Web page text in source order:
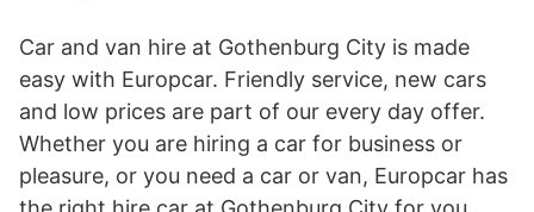
Car and van hire at Gothenburg City is made
easy with Europcar. Friendly service, new cars
and low prices are part of our every day offer.
Whether you are hiring a car for business or
pleasure, or you need a car or van, Europcar has